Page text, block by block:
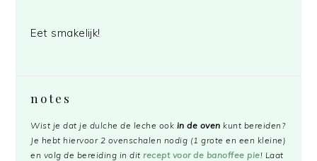
Eet smakelijk!
notes
Wist je dat je dulche de leche ook in de oven kunt bereiden?
Je hebt hiervoor 2 ovenschalen nodig (1 grote en een kleine)
en volg de bereiding in ditrecept voor de banoffee pie! Laat